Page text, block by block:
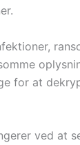
for at
ved at